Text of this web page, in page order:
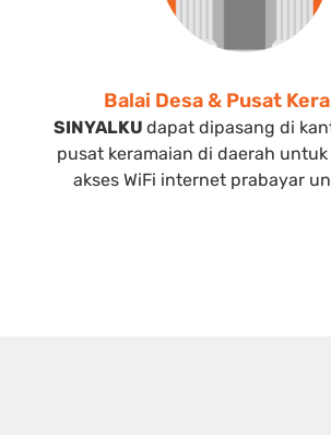
Balai Desa & Pusat
SINYALKU dapat dipasang di
pusat keramaian di daerah
akses WiFi internet prabayar